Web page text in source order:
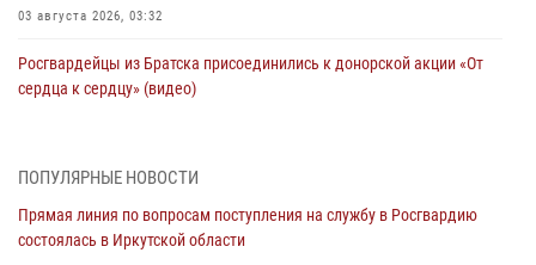
03 августа 2026, 03:32
Росгвардейцы из Братска присоединились к донорской акции «От
сердца к сердцу» (видео)
Сотрудники Росгвардии нашли и вернули родственникам
30 июля 2026, 07:37
ПОПУЛЯРНЫЕ НОВОСТИ
Прямая линия по вопросам поступления на службу в Росгвардию
состоялась в Иркутской области